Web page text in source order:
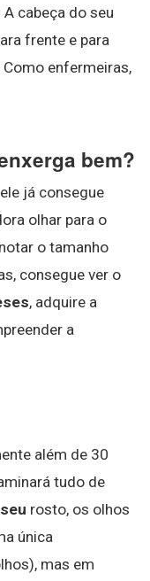
A cabeça do seu
frente e para
enfermeiras,
bem?
já consegue
olhar para o
o tamanho
consegue ver o
, adquire a
a
além de 30
tudo de
seu rosto, os olhos
única
mas em